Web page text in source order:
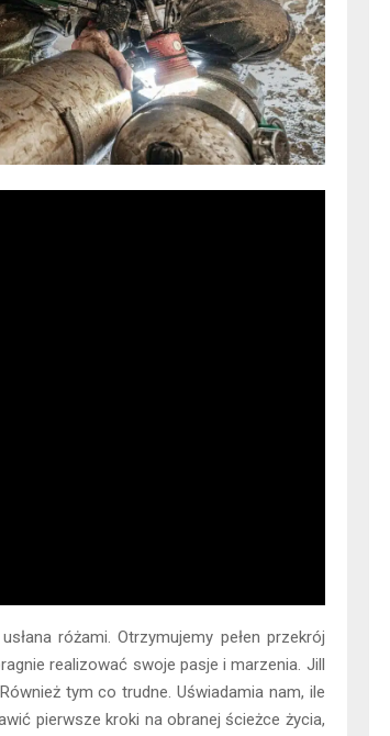
różami. Otrzymujemy pełen przekrój
realizować swoje pasje i marzenia. Jill
tym co trudne. Uświadamia nam, ile
pierwsze kroki na obranej ścieżce życia,